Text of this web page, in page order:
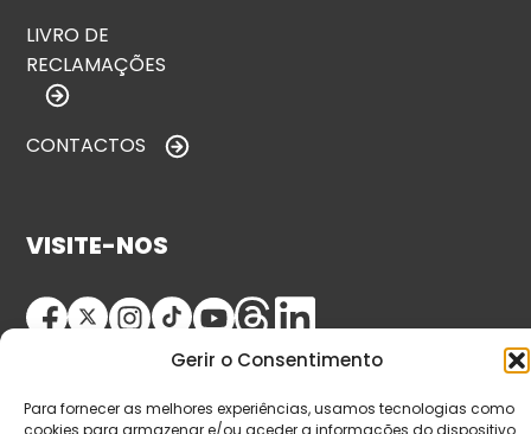
Gerir o Consentimento
Para fornecer as melhores experiências, usamos tecnologias como
cookies para armazenar e/ou aceder a informações do dispositivo.
LIVRO DE
RECLAMAÇÕES
CONTACTOS
VISITE-NOS